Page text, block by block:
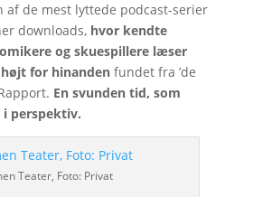
af de mest lyttede podcast-serier
downloads, hvor kendte
og skuespillere læser
for hinandenfundet fra ’de
En svunden tid, som
perspektiv.
Teater, Foto: Privat